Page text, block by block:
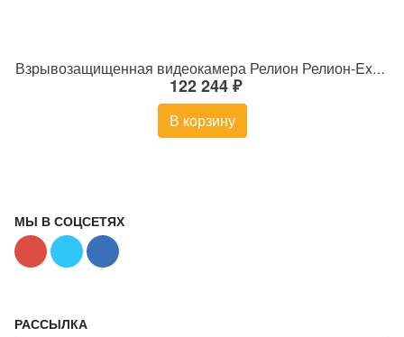
Взрывозащищенная видеокамера Релион Релион-Exd-Н-150-ИК-IP2Мп5-50Z-220-SD-С-TR
122 244 ₽
В корзину
МЫ В СОЦСЕТЯХ
РАССЫЛКА